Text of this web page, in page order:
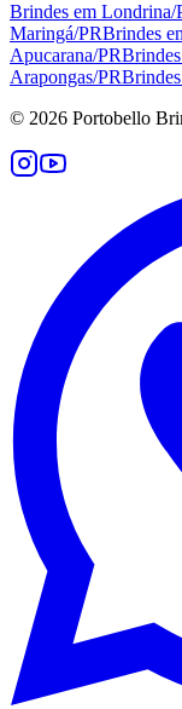
Brindes em Londrina/
Maringá/PRBrindes
Apucarana/PR
Arapongas/PR
© 2026 Portobello